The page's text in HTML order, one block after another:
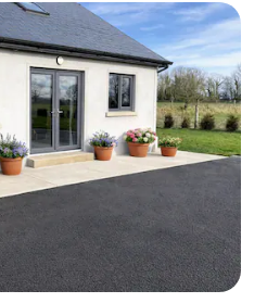
oznakom „Odabrali gosti”